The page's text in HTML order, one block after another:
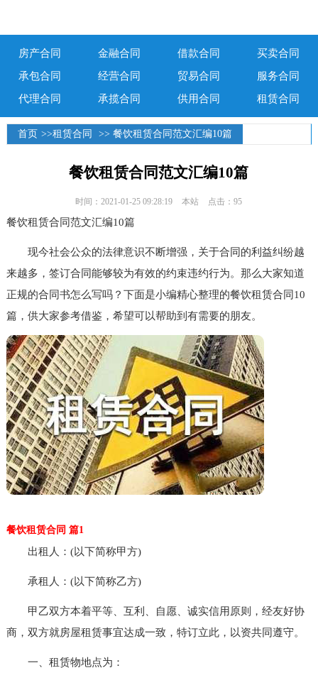
房产合同 金融合同 借款合同
买卖合同
承包合同
经营合同 贸易合同
服务合同
代理合同
承揽合同 供用合同 租赁合同
首页 >>租赁合同 >> 餐饮租赁合同范文汇编10篇
餐饮租赁合同范文汇编10篇
时间：2021-01-25 09:28:19 本站 点击：95
餐饮租赁合同范文汇编10篇
现今社会公众的法律意识不断增强，关于合同的利益纠纷越
来越多，签订合同能够较为有效的约束违约行为。那么大家知道
正规的合同书怎么写吗？下面是小编精心整理的餐饮租赁合同10
篇，供大家参考借鉴，希望可以帮助到有需要的朋友。
餐饮租赁合同 篇1
出租人：(以下简称甲方)
承租人：(以下简称乙方)
甲乙双方本着平等、互利、自愿、诚实信用原则，经友好协
商，双方就房屋租赁事宜达成一致，特订立此，以资共同遵守。
一、租赁物地点为：